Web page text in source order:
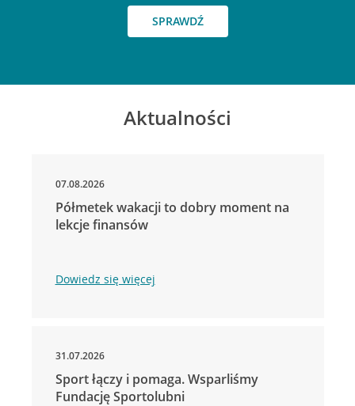
SPRAWDŹ
Aktualności
07.08.2026
Półmetek wakacji to dobry moment na
lekcje finansów
Dowiedz się więcej
31.07.2026
Sport łączy i pomaga. Wsparliśmy
Fundację Sportolubni